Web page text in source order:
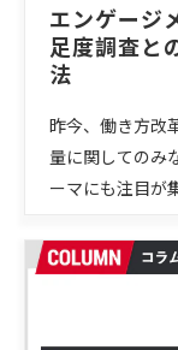
エンゲージ
足度調査と
法
昨今、働き方改
量に関してのみ
ーマにも注目が